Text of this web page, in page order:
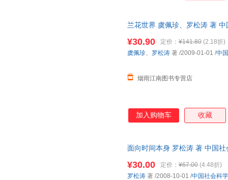
长”（郑燮：“题兰”诗）是也。
兰花世界 虞佩珍、罗松涛 著
¥30.90 定价： ¥141.80 (2.18折)
烟雨江南图书专营店
虞佩珍、 罗松涛 著 /2009-01-01 /中
加入购物车 收藏
面向时间本身 罗松涛 著 中国
¥30.00 定价： ¥67.00 (4.48折)
罗松涛 著 /2008-10-01 /中国社会科